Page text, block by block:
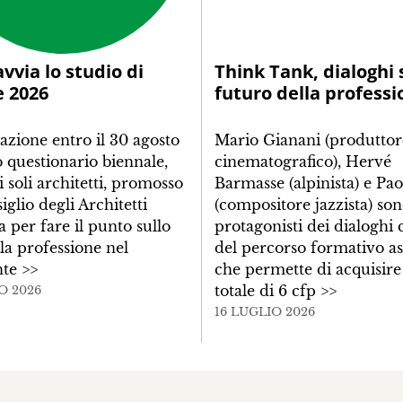
lo studio di
entro il 30 agosto
questionario biennale,
soli architetti, promosso
degli Architetti
per fare il punto sullo
professione nel
>>
2026
Think Tank, dialoghi
futuro della
Mario Gianani
cinematografico), Hervé
Barmasse (alpinista) e
(compositore jazzista)
protagonisti dei dialoghi
del percorso formativo
che permette di
totale di 6 cfp >>
16 LUGLIO 2026